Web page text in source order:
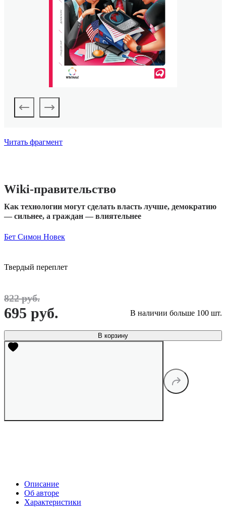
Читать фрагмент
Wiki-правительство
Как технологии могут сделать власть лучше, демократию
— сильнее, а граждан — влиятельнее
Бет Симон Новек
Твердый переплет
822 руб.
695 руб. В наличии больше 100 шт.
В корзину
Описание
Об авторе
Характеристики